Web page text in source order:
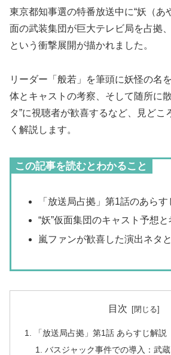
東京都知事選の特番放送中に“妖（あ
面の武装集団が巨大テレビ局を占拠
という衝撃展開が描かれました。
リーダー「般若」を筆頭に妖怪の名
体とキャストの考察、そして随所に
タ”に視聴者が歓喜するなど、見どこ
く解説します。
この記事を読むとわかること
「放送局占拠」第1話のあら
“妖”仮面集団のキャスト予想と
嵐ファンが歓喜した演出ネタ
目次
「放送局占拠」第1話 あらすじ解説
バスジャック事件での導入：武